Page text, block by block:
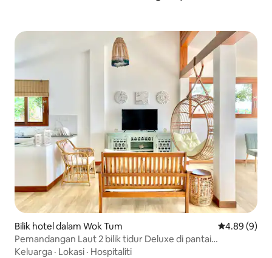
Bilik hotel dalam Wok Tum Penarafan
4.89 (9)
Pemandangan Laut 2 bilik tidur Deluxe di pantai
@Kalulushi
Keluarga · Lokasi · Hospitaliti